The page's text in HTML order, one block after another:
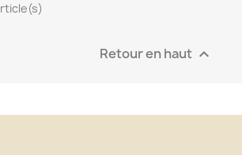
Retour en haut 